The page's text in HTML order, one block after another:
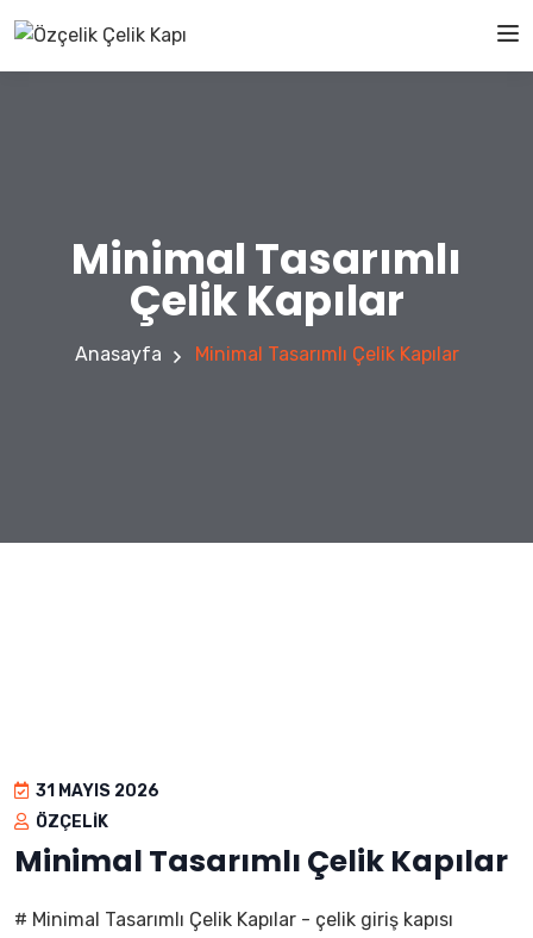
Minimal Tasarımlı
Çelik Kapılar
Anasayfa Minimal Tasarımlı Çelik Kapılar
31 MAYIS 2026
ÖZÇELIK
Minimal Tasarımlı Çelik Kapılar
# Minimal Tasarımlı Çelik Kapılar - çelik giriş kapısı